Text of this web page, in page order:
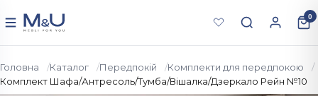
Меню 0
Головна Каталог Передпокій
Комплекти для передпокою
Комплект Шафа/Антресоль/Тумба/Вішалка/Дзеркало Рейн №10